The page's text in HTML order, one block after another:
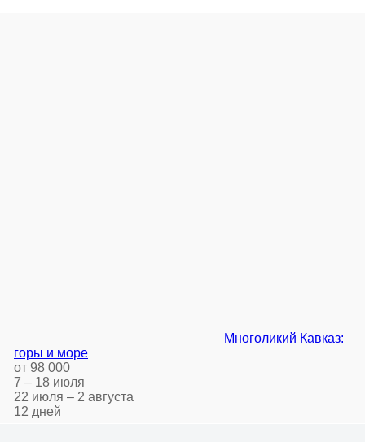
Многоликий Кавказ:
горы и море
от 98 000
7 – 18 июля
22 июля – 2 августа
12 дней